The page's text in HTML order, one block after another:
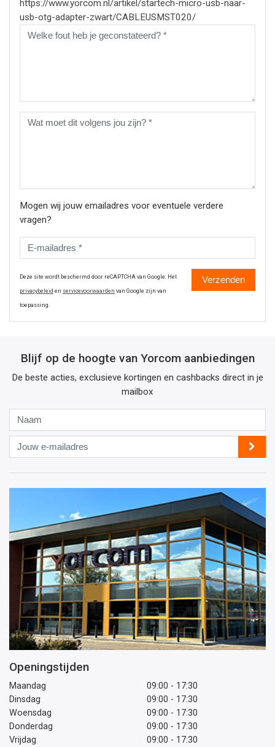
https://www.yorcom.nl/artikel/startech-micro-usb-naar-
usb-otg-adapter-zwart/CABLEUSMST020/
Mogen wij jouw emailadres voor eventuele verdere
vragen?
Verzenden
Deze site wordt beschermd door reCAPTCHA van Google. Het
privacybeleid en servicevoorwaarden van Google zijn van
toepassing.
Blijf op de hoogte van Yorcom aanbiedingen
De beste acties, exclusieve kortingen en cashbacks direct in je
mailbox
Jouw
e-
mailadres
Openingstijden
Maandag
09:00 - 17:30
Dinsdag
09:00 - 17:30
Woensdag
09:00 - 17:30
Donderdag
09:00 - 17:30
Vrijdag
09:00 - 17:30